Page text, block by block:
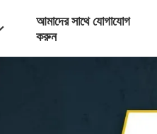
আমাদের সাথে যোগাযোগ
করুন